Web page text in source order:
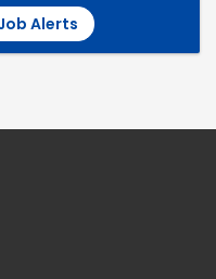
Alerts